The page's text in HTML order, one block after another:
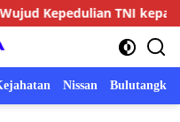
TNI kepada
Nissan Bulutangkis